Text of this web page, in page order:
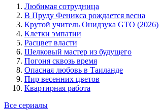
Любимая сотрудница
В Пруду Феникса рождается весна
Крутой учитель Онидзука GTO (2026)
Клетки эмпатии
Расцвет власти
Шелковый мастер из будущего
Погоня сквозь время
Опасная любовь в Таиланде
Пир весенних цветов
Квартирная работа
Все сериалы